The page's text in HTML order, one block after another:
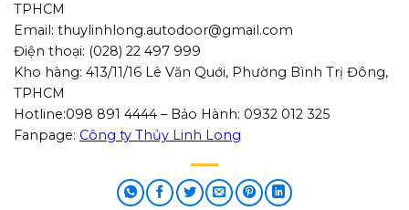
TPHCM
Email: thuylinhlong.autodoor@gmail.com
Điện thoại: (028) 22 497 999
Kho hàng: 413/11/16 Lê Văn Quới, Phường Bình Trị Đông,
TPHCM
Hotline:098 891 4444 – Bảo Hành: 0932 012 325
Fanpage: Công ty Thủy Linh Long